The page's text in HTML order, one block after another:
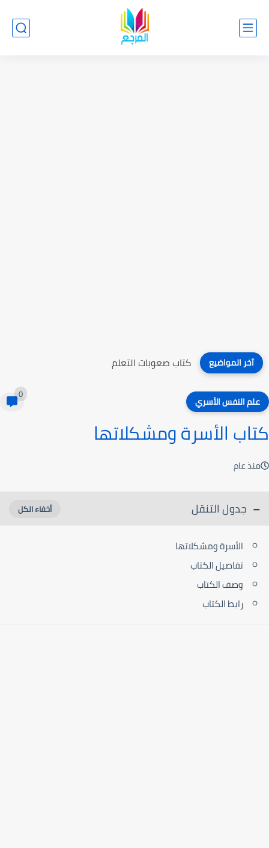
آخر المواضيع كتاب صعوبات التعلم
علم النفس الأسري 0
كتاب الأسرة ومشكلاتها
منذ عام
جدول التنقل
الأسرة ومشكلاتها
تفاصيل الكتاب
وصف الكتاب
رابط الكتاب